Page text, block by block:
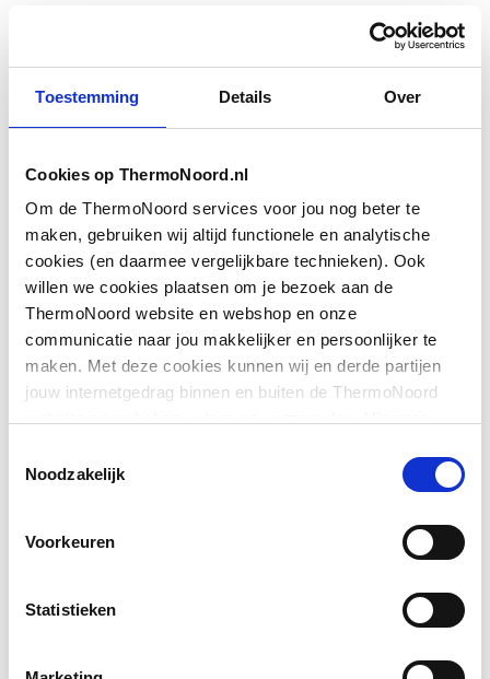
Toestemming Details Over
Cookies op ThermoNoord.nl
Om de ThermoNoord services voor jou nog beter te
maken, gebruiken wij altijd functionele en analytische
cookies (en daarmee vergelijkbare technieken). Ook
willen we cookies plaatsen om je bezoek aan de
ThermoNoord website en webshop en onze
communicatie naar jou makkelijker en persoonlijker te
maken. Met deze cookies kunnen wij en derde partijen
jouw internetgedrag binnen en buiten de ThermoNoord
communicatie aan jouw interesses aan. We slaan je
Noodzakelijk
Voorkeuren
Statistieken
Geschikt voor montage
met zijwand
Ja
Geschikt voor montage
op douchebak
Geschikt voor montage
op tegelvloer
Ja
Geschikt voor
nismontage
Ja
Glas-/kunststofdecor Nee
Inbouwbreedte deur
zijwand
Toon meer
Downloads
Pictogram image/jpeg ,401 KB
Sfeerbeeldimage/jpeg, 401 KB